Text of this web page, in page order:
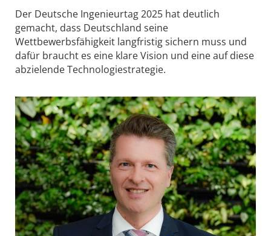
Der Deutsche Ingenieurtag 2025 hat deutlich
gemacht, dass Deutschland seine
Wettbewerbsfähigkeit langfristig sichern muss und
dafür braucht es eine klare Vision und eine auf diese
abzielende Technologiestrategie.